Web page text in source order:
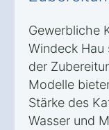
Gewerbliche
Windeck Hau
der
Modelle
Stärke des
Wasser und